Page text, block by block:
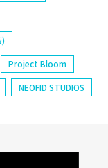
)
Project Bloom
NEOFID STUDIOS